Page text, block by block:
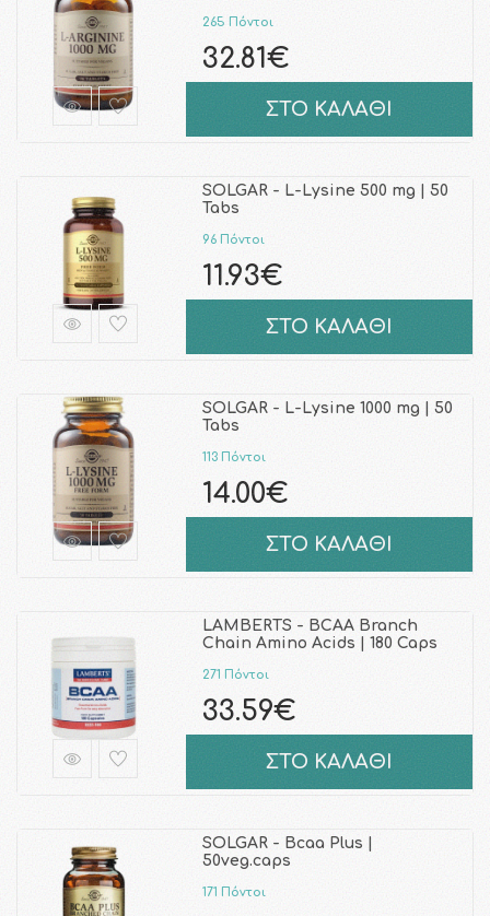
265 Πόντοι
32.81€
ΣΤΟ ΚΑΛΑΘΙ
SOLGAR - L-Lysine 500 mg | 50
Tabs
96 Πόντοι
11.93€
ΣΤΟ ΚΑΛΑΘΙ
SOLGAR - L-Lysine 1000 mg | 50
Tabs
113 Πόντοι
14.00€
ΣΤΟ ΚΑΛΑΘΙ
LAMBERTS - BCAA Branch
Chain Amino Acids | 180 Caps
271 Πόντοι
33.59€
ΣΤΟ ΚΑΛΑΘΙ
SOLGAR - Bcaa Plus |
50veg.caps
171 Πόντοι